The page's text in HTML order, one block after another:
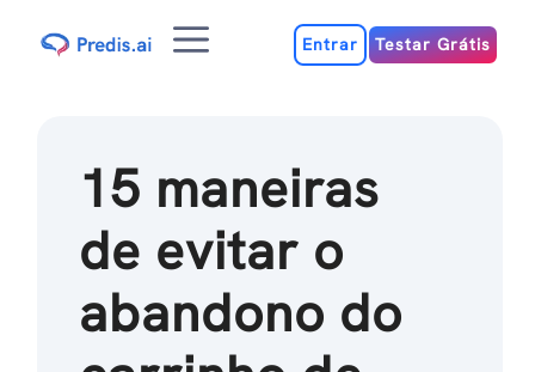
para
MenuEntrar Testar Grátis
15 maneiras
de evitar o
abandono do